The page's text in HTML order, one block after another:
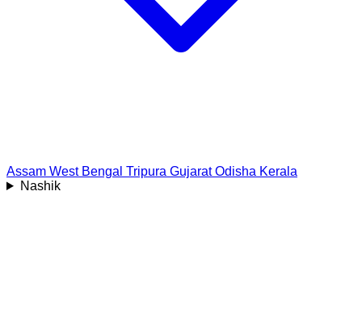
Assam West Bengal Tripura Gujarat Odisha Kerala
Nashik